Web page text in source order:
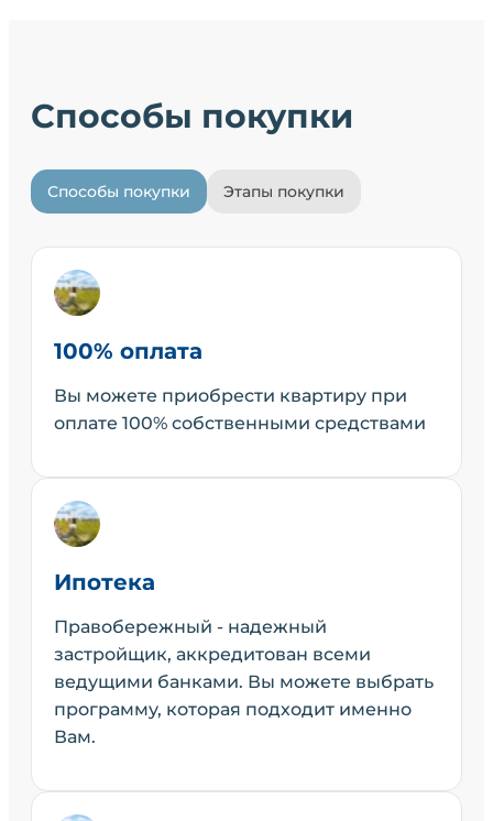
Способы покупки
Способы покупки Этапы покупки
100% оплата
Вы можете приобрести квартиру при
оплате 100% собственными средствами
Ипотека
Правобережный - надежный
застройщик, аккредитован всеми
ведущими банками. Вы можете выбрать
программу, которая подходит именно
Вам.